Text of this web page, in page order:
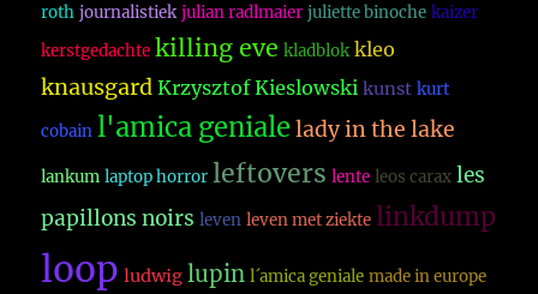
roth journalistiek julian radlmaier juliette binoche kaizer
kerstgedachte killing eve kladblok kleo
knausgard Krzysztof Kieslowski kunst kurt
cobain l'amica geniale lady in the lake
lankum laptop horror leftovers lente leos carax les
papillons noirs leven leven met ziekte linkdump
loop ludwig lupin l´amica geniale made in europe